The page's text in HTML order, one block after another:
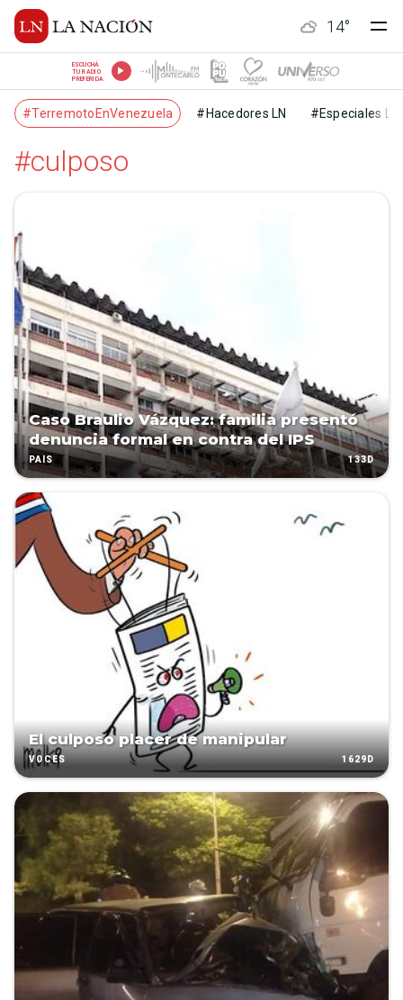
14°
ESCUCHÁ
TU RADIO
PREFERIDA
#TerremotoEnVenezuela #Hacedores LN #Especiales LN
#culposo
Caso Braulio Vázquez: familia presentó
denuncia formal en contra del IPS
PAÍS 133D
El culposo placer de manipular
VOCES 1629D